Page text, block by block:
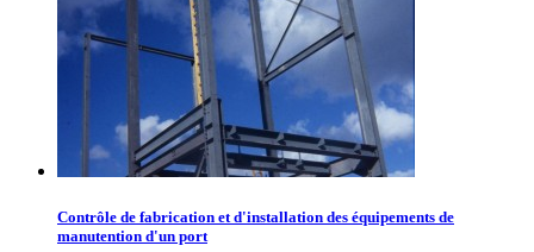
Contrôle de fabrication et d'installation des équipements de
manutention d'un port